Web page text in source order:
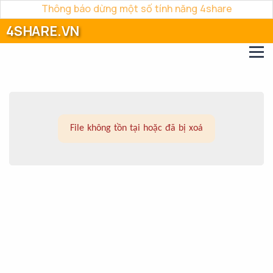
Thông báo dừng một số tính năng 4share
4SHARE.VN
File không tồn tại hoặc đã bị xoá